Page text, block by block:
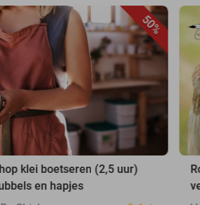
50%
klei boetseren (2,5 uur)
en hapjes